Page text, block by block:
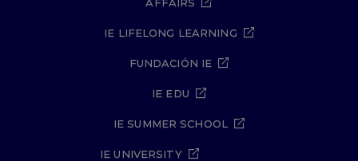
IE LIFELONG LEARNING
FUNDACIÓN IE
IE EDU
IE SUMMER SCHOOL
IE UNIVERSITY